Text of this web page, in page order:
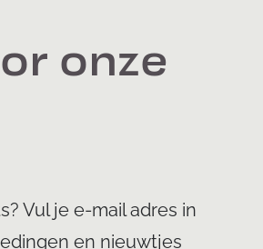
onze
Vul je e-mail adres in
en nieuwtjes